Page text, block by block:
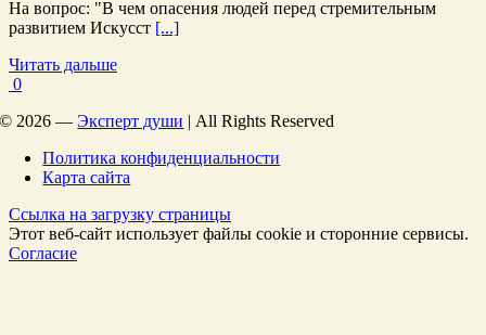
На вопрос: "В чем опасения людей перед стремительным
развитием Искусст [...]
Читать дальше
0
© 2026 —Эксперт души | All Rights Reserved
Политика конфиденциальности
Карта сайта
Ссылка на загрузку страницы
Этот веб-сайт использует файлы cookie и сторонние сервисы.
Согласие